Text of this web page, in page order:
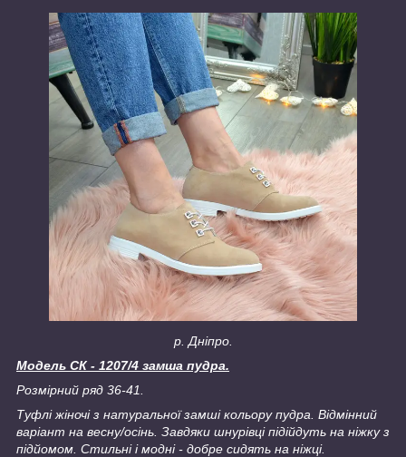
р. Дніпро.
Модель СК - 1207/4 замша пудра.
Розмірний ряд 36-41.
Туфлі жіночі з натуральної замші кольору пудра. Відмінний
варіант на весну/осінь. Завдяки шнурівці підійдуть на ніжку з
підйомом. Стильні і модні - добре сидять на ніжці.